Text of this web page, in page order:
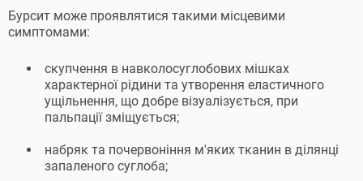
Бурсит може проявлятися такими місцевими
симптомами:
скупчення в навколосуглобових мішках
характерної рідини та утворення еластичного
ущільнення, що добре візуалізується, при
пальпації зміщується;
набряк та почервоніння м'яких тканин в ділянці
запаленого суглоба;